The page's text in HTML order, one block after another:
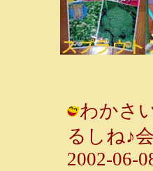
わかさ
るしね♪
2002-06-